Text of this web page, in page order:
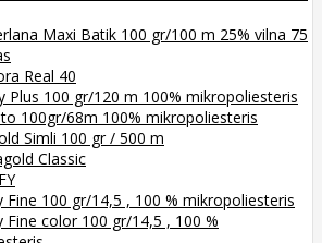
Maxi Batik 100 gr/100 m 25% vilna 75
Real 40
Plus 100 gr/120 m 100% mikropoliesteris
100gr/68m 100% mikropoliesteris
Simli 100 gr / 500 m
Classic
Fine 100 gr/14,5 , 100 % mikropoliesteris
Fine color 100 gr/14,5 , 100 %